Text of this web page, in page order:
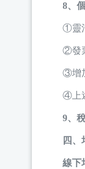
8、
①靈活
②發
③增加
④上述
9、
四、培
線下